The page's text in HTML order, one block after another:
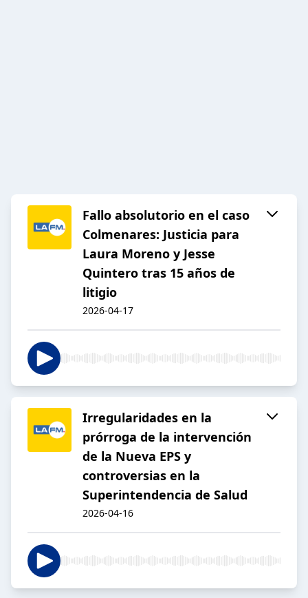
Fallo absolutorio en el caso
Colmenares: Justicia para
Laura Moreno y Jesse
Quintero tras 15 años de
litigio
2026-04-17
Irregularidades en la
prórroga de la intervención
de la Nueva EPS y
controversias en la
Superintendencia de Salud
2026-04-16